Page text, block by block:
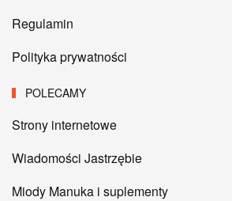
Regulamin
Polityka prywatności
POLECAMY
Strony internetowe
Wiadomości Jastrzębie
Miody Manuka i suplementy